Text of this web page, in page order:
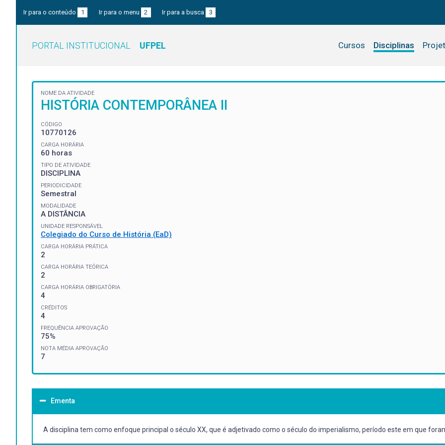
Ir para o conteúdo 1 Ir para o menu 2 Ir para a busca 3
PORTAL INSTITUCIONAL UFPEL Cursos Disciplinas
NOME DA ATIVIDADE
HISTÓRIA CONTEMPORÂNEA II
CÓDIGO
10770126
CARGA HORÁRIA
60 horas
TIPO DE ATIVIDADE
DISCIPLINA
PERIODICIDADE
Semestral
MODALIDADE
A DISTÂNCIA
UNIDADE RESPONSÁVEL
Colegiado do Curso de História (EaD)
CARGA HORÁRIA PRÁTICA
2
CARGA HORÁRIA TEÓRICA
2
CARGA HORÁRIA OBRIGATÓRIA
4
CRÉDITOS
4
FREQUÊNCIA APROVAÇÃO
75%
NOTA MÉDIA APROVAÇÃO
7
Ementa
A disciplina tem como enfoque principal o século XX, que é adjetivado como o século do imperialismo, período este em que